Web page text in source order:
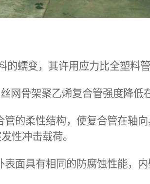
蠕变，其许用应力比全塑料管
骨架聚乙烯复合管强度降低
的柔性结构，使复合管在轴
性冲击载荷。
面具有相同的防腐蚀性能，内